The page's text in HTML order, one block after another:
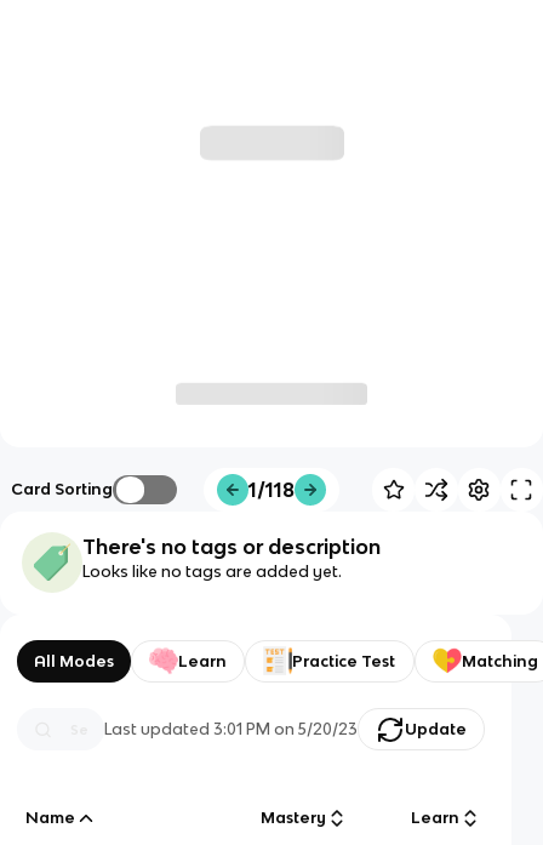
Card Sorting 1/118
There's no tags or description
Looks like no tags are added yet.
All Modes Learn Practice Test Matching
Last updated3:01 PM on 5/20/23 Update
Name Mastery Learn